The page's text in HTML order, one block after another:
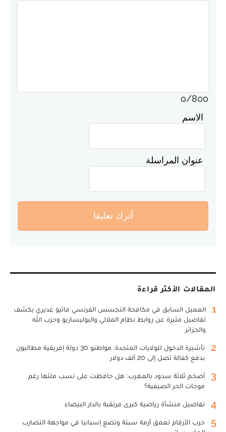
0/800
الاسم
عنوان المراسلة
أترك تعليقا
المقالات الأكثر قراءة
1
العميل السابق في مكافحة التجسس الفرنسي ماثيو غديري يكشف
تفاصيل مثيرة عن روابط نظام الملالي والبوليساريو وحزب الله
والجزائر
2
تأشيرة الدخول للولايات المتحدة: مواطنو 30 دولة إفريقية مطالبون
بدفع كفالة تصل إلى 20 ألف دولار
3
أضخم ثلاثة سدود بالمغرب: هل حافظت على نسب ملئها رغم
موجات الحر الصيفية؟
4 تفاصيل منشأة رياضية كبرى مرتقبة بالدار البيضاء
5
حرب الأرقام تعمق أزمة سبتة وتضع إسبانيا في مواجهة التضارب